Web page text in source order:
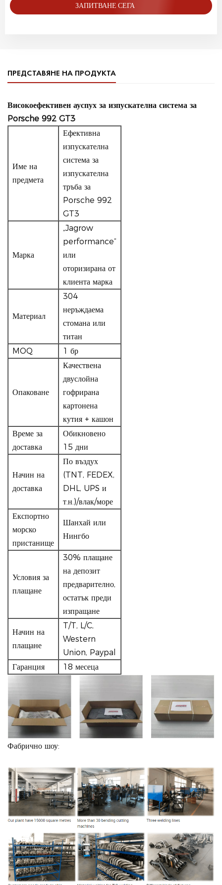
ЗАПИТВАНЕ СЕГА
ПРЕДСТАВЯНЕ НА ПРОДУКТА
Високоефективен ауспух за изпускателна система за
Porsche 992 GT3
Име на
предмета
Ефективна
изпускателна
система за
изпускателна
тръба за
Porsche 992
GT3
Марка
„Jagrow
performance“
или
оторизирана от
клиента марка
Материал
304
неръждаема
стомана или
титан
MOQ
1 бр
Опаковане
Качествена
двуслойна
гофрирана
картонена
кутия + кашон
Време за
доставка
Обикновено
15 дни
Начин на
доставка
По въздух
(TNT, FEDEX,
DHL, UPS и
т.н.)/влак/море
Експортно
морско
пристанище
Шанхай или
Нингбо
Условия за
плащане
30% плащане
на депозит
предварително,
остатък преди
изпращане
Начин на
плащане
T/T, L/C,
Western
Union, Paypal
Гаранция
18 месеца
Фабрично шоу: